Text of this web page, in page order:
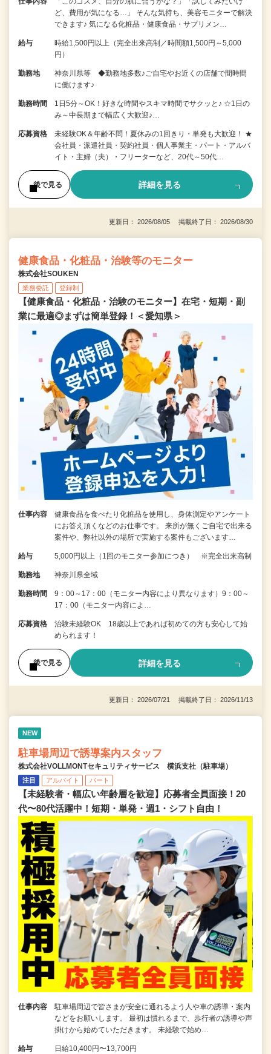
ど、費用が気になる…」 そんな気持ち、美容モニターで解決
できます♪ 気になる化粧品・健康食品・サプリメン…
給与
時給1,500円以上（完全出来高制／時間額1,500円～5,000
円）
勤務地
神奈川県等 ◆勤務地多数♪ご自宅やお近くの店舗で間時間
に働けます♪
勤務時間
1日5分～OK！好きな時間やスキマ時間でサクッと♪ ☆1日の
み～中長期まで幅広く大歓迎♪…
応募資格
未経験OK＆年齢不問！夏休みの1回きり・単発も大歓迎！ ★
会社員・派遣社員・契約社員・個人事業主・パート・アルバ
イト・主婦（夫）・フリーターなど、20代～50代…
後で見る 詳細を見る
更新日： 2026/08/05 掲載終了日： 2026/08/30
健康食品・化粧品・治験等のモニター
株式会社SOUKEN
業務委託 登録制
【健康食品・化粧品・治験のモニター】在宅・短期・副
業に最適◎まずは簡単登録！＜愛知県＞
仕事内容
健康食品を食べたり化粧品を使用し、身体測定やアンケート
にお答え頂くなどのお仕事です。 来所が無くご自宅で出来る
案件や、弊社以外の場所で実施する案件もございます…
給与 5,000円以上（1回のモニター参加につき） ※完全出来高制
勤務地 神奈川県全域
勤務時間
9：00～17：00（モニター内容により異なります）9：00～
17：00（モニター内容によ…
応募資格
治験未経験OK 18歳以上であれば初めての方も安心して始
められます！
後で見る 詳細を見る
更新日： 2026/07/21 掲載終了日： 2026/11/13
NEW
駐車場周辺で誘導案内スタッフ
株式会社VOLLMONTセキュリティサービス 横浜支社（駐車場）
注目 アルバイト パート
【未経験者・幅広い年齢層を歓迎】応募者全員面接！20
代〜80代活躍中！短期・単発・週1・シフト自由！
仕事内容
駐車場周辺で皆さまが安全に通れるよう人や車の誘導・案内
などをお願いします。 最初は慣れるまで、歩行者の誘導や声
掛けから始めていただきます。 未経験で始め…
給与 日給10,400円〜13,700円